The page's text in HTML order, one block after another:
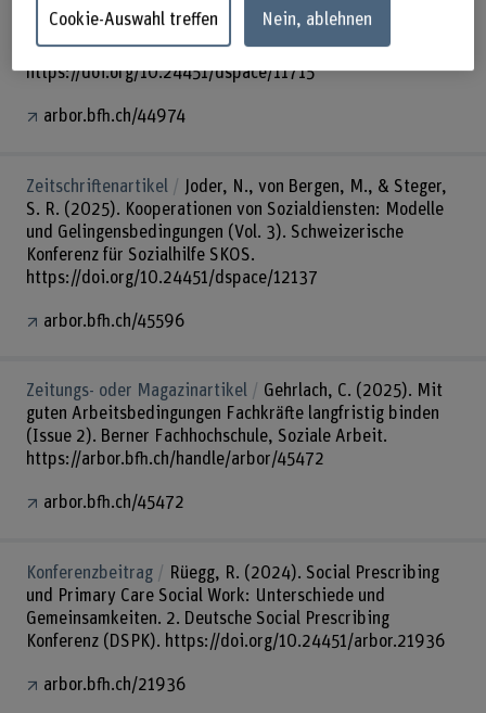
Langzeitbeziehende in der Sozialhilfe. BSc-
Abschlusskonferenz HS24.
https://doi.org/10.24451/dspace/11715
arbor.bfh.ch/44974
Zeitschriftenartikel
Joder, N., von Bergen, M., & Steger,
S. R. (2025). Kooperationen von Sozialdiensten: Modelle
und Gelingensbedingungen (Vol. 3). Schweizerische
Konferenz für Sozialhilfe SKOS.
https://doi.org/10.24451/dspace/12137
arbor.bfh.ch/45596
Zeitungs- oder Magazinartikel
Gehrlach, C. (2025). Mit
guten Arbeitsbedingungen Fachkräfte langfristig binden
(Issue 2). Berner Fachhochschule, Soziale Arbeit.
https://arbor.bfh.ch/handle/arbor/45472
arbor.bfh.ch/45472
Konferenzbeitrag
Rüegg, R. (2024). Social Prescribing
und Primary Care Social Work: Unterschiede und
Gemeinsamkeiten. 2. Deutsche Social Prescribing
Konferenz (DSPK). https://doi.org/10.24451/arbor.21936
arbor.bfh.ch/21936
Cookie-Auswahl treffen Nein, ablehnen